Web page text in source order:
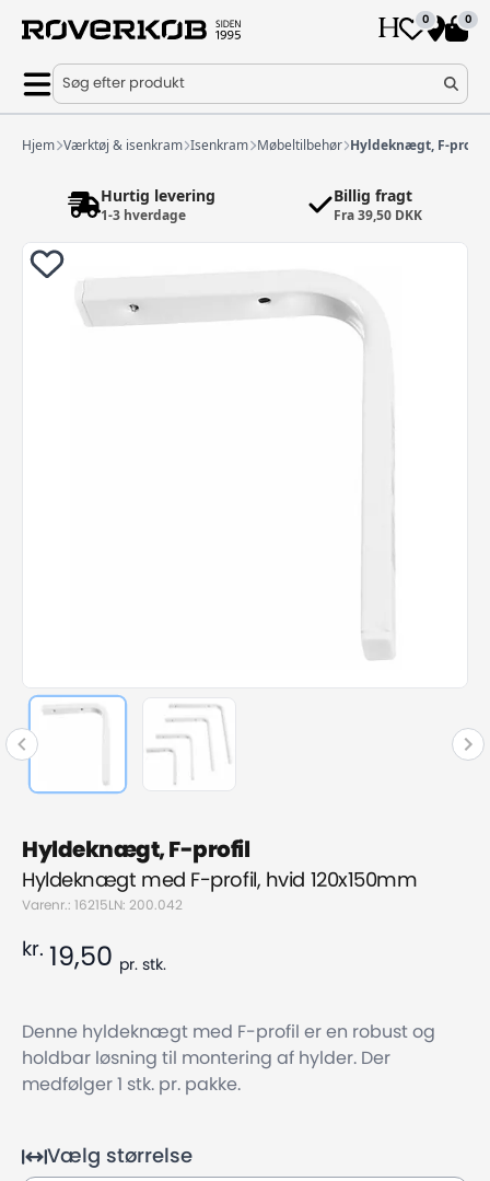
0 0
Søg efter produkt
Hjem Værktøj & isenkram Isenkram Møbeltilbehør Hyldeknægt, F-profil
Hurtig levering
1-3 hverdage
Billig fragt
Fra 39,50 DKK
Hyldeknægt, F-profil
Hyldeknægt med F-profil, hvid 120x150mm
Varenr.: 16215LN: 200.042
kr. 19,50 pr. stk.
Denne hyldeknægt med F-profil er en robust og
holdbar løsning til montering af hylder. Der
medfølger 1 stk. pr. pakke.
Vælg størrelse